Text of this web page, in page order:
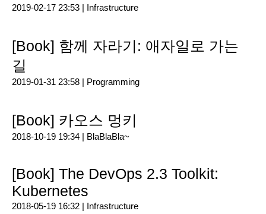
2019-02-17 23:53 | Infrastructure
[Book] 함께 자라기: 애자일로 가는
길
2019-01-31 23:58 | Programming
[Book] 카오스 멍키
2018-10-19 19:34 | BlaBlaBla~
[Book] The DevOps 2.3 Toolkit:
Kubernetes
2018-05-19 16:32 | Infrastructure